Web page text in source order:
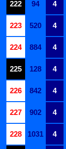
222
94 4
223
520 4
224
884 4
225
128 4
226
842 4
227
902 4
228
1031 4